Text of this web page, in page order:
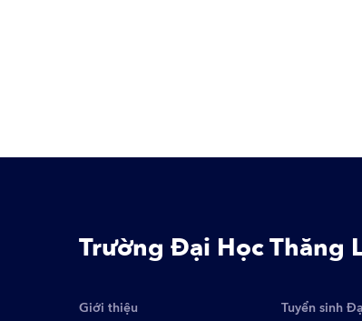
Trường Đại Học Thăng
Giới thiệu Tuyển sinh